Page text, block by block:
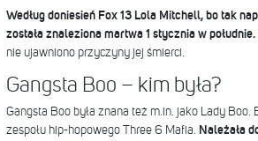
Według doniesień Fox 13 Lola Mitchell, bo tak
została znaleziona martwa 1 stycznia w południe.
nie ujawniono przyczyny jej śmierci.
Gangsta Boo – kim była?
Gangsta Boo była znana też m.in. jako Lady Boo.
zespołu hip-hopowego Three 6 Mafia. Należała